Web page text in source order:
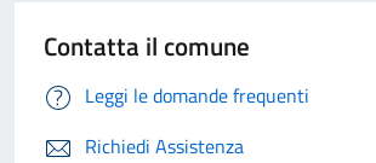
Contatta il comune
Leggi le domande frequenti
Richiedi Assistenza